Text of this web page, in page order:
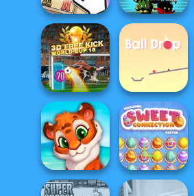
Organize It Music Rush
3D Free Kick
World Cup 18
Ball Drop